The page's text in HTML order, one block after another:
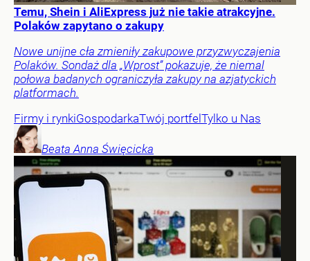
Temu, Shein i AliExpress już nie takie atrakcyjne.
Polaków zapytano o zakupy
Nowe unijne cła zmieniły zakupowe przyzwyczajenia
Polaków. Sondaż dla „Wprost” pokazuje, że niemal
połowa badanych ograniczyła zakupy na azjatyckich
platformach.
Firmy i rynkiGospodarkaTwój portfel Tylko u Nas
Beata Anna Święcicka